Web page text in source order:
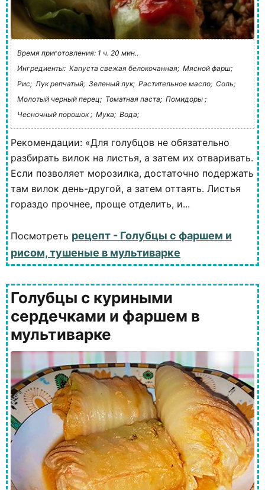
Время приготовления: 1 ч. 20 мин..
Ингредиенты: Капуста свежая белокочанная; Мясной фарш;
Рис; Лук репчатый; Зеленый лук; Растительное масло; Соль;
Молотый черный перец; Томатная паста; Помидоры ;
Чесночный порошок ; Мука; Вода;
Рекомендации: «Для голубцов не обязательно
разбирать вилок на листья, а затем их отваривать.
Если позволяет морозилка, достаточно подержать
там вилок день-другой, а затем оттаять. Листья
гораздо прочнее, проще отделить, и...
Посмотреть рецепт - Голубцы с фаршем и
рисом, тушеные в мультиварке
Голубцы с куриными
сердечками и фаршем в
мультиварке